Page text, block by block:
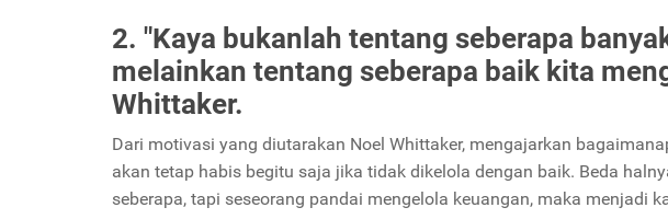
2. "Kaya bukanlah tentang seberapa
melainkan tentang seberapa baik kita
Whittaker.
Dari motivasi yang diutarakan Noel Whittaker, mengajarkan
akan tetap habis begitu saja jika tidak dikelola dengan baik. Beda
seberapa, tapi seseorang pandai mengelola keuangan, maka menjadi